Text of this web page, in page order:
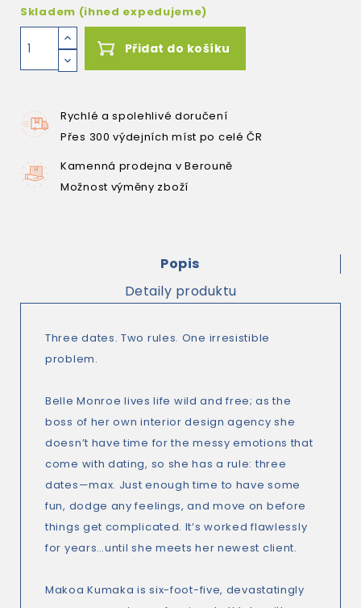
Skladem (ihned expedujeme)
Přidat do košíku
Rychlé a spolehlivé doručení
Přes 300 výdejních míst po celé ČR
Kamenná prodejna v Berouně
Možnost výměny zboží
Popis
Detaily produktu
Three dates. Two rules. One irresistible
problem.
Belle Monroe lives life wild and free; as the
boss of her own interior design agency she
doesn’t have time for the messy emotions that
come with dating, so she has a rule: three
dates—max. Just enough time to have some
fun, dodge any feelings, and move on before
things get complicated. It’s worked flawlessly
for years…until she meets her newest client.
Makoa Kumaka is six-foot-five, devastatingly